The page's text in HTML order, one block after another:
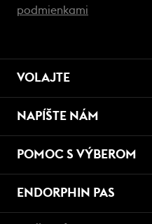
podmienkami
VOLAJTE
NAPÍŠTE NÁM
POMOC S VÝBEROM
ENDORPHIN PAS